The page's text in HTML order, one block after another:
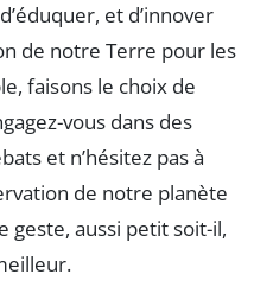
et d’innover
de notre Terre pour les
faisons le choix de
vous dans des
et n’hésitez pas à
de notre planète
geste, aussi petit soit-il,